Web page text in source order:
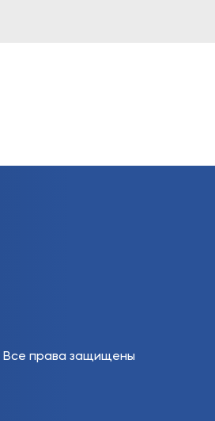
Все права защищены